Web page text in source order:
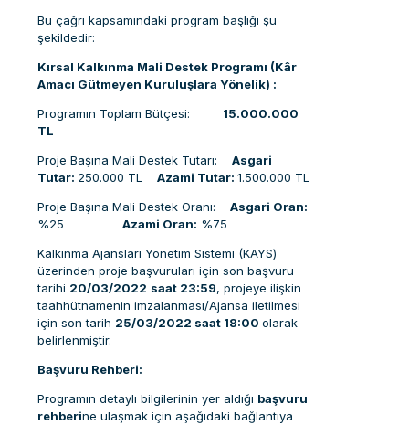
Bu çağrı kapsamındaki program başlığı şu
şekildedir:
Kırsal Kalkınma Mali Destek Programı (Kâr
Amacı Gütmeyen Kuruluşlara Yönelik) :
Programın Toplam Bütçesi: 15.000.000
TL
Proje Başına Mali Destek Tutarı: Asgari
Tutar: 250.000 TL Azami Tutar: 1.500.000 TL
Proje Başına Mali Destek Oranı: Asgari Oran:
%25 Azami Oran: %75
Kalkınma Ajansları Yönetim Sistemi (KAYS)
üzerinden proje başvuruları için son başvuru
tarihi 20/03/2022 saat 23:59, projeye ilişkin
taahhütnamenin imzalanması/Ajansa iletilmesi
için son tarih 25/03/2022 saat 18:00 olarak
belirlenmiştir.
Başvuru Rehberi:
Programın detaylı bilgilerinin yer aldığı başvuru
rehberine ulaşmak için aşağıdaki bağlantıya